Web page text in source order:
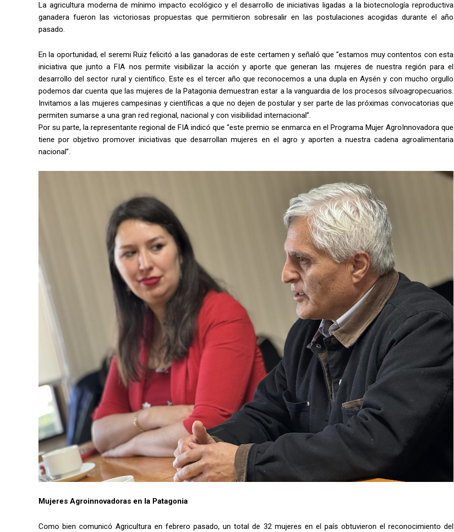
La agricultura moderna de mínimo impacto ecológico y el desarrollo de iniciativas ligadas a la biotecnología reproductiva
ganadera fueron las victoriosas propuestas que permitieron sobresalir en las postulaciones acogidas durante el año
pasado.
En la oportunidad, el seremi Ruiz felicitó a las ganadoras de este certamen y señaló que “estamos muy contentos con esta
iniciativa que junto a FIA nos permite visibilizar la acción y aporte que generan las mujeres de nuestra región para el
desarrollo del sector rural y científico. Este es el tercer año que reconocemos a una dupla en Aysén y con mucho orgullo
podemos dar cuenta que las mujeres de la Patagonia demuestran estar a la vanguardia de los procesos silvoagropecuarios.
Invitamos a las mujeres campesinas y científicas a que no dejen de postular y ser parte de las próximas convocatorias que
permiten sumarse a una gran red regional, nacional y con visibilidad internacional”.
Por su parte, la representante regional de FIA indicó que “este premio se enmarca en el Programa Mujer AgroInnovadora que
tiene por objetivo promover iniciativas que desarrollan mujeres en el agro y aporten a nuestra cadena agroalimentaria
nacional”.
Mujeres Agroinnovadoras en la Patagonia
Como bien comunicó Agricultura en febrero pasado, un total de 32 mujeres en el país obtuvieron el reconocimiento del